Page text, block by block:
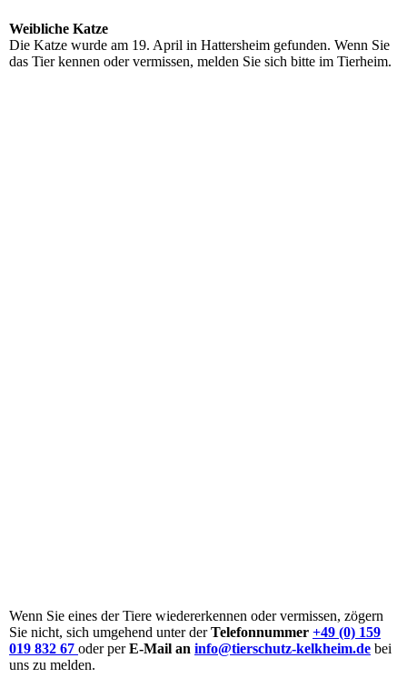
Weibliche Katze
Die Katze wurde am 19. April in Hattersheim gefunden. Wenn Sie
das Tier kennen oder vermissen, melden Sie sich bitte im Tierheim.
Wenn Sie eines der Tiere wiedererkennen oder vermissen, zögern
Sie nicht, sich umgehend unter derTelefonnummer +49 (0) 159
019 832 67 oder perE-Mail an info@tierschutz-kelkheim.de bei
uns zu melden.